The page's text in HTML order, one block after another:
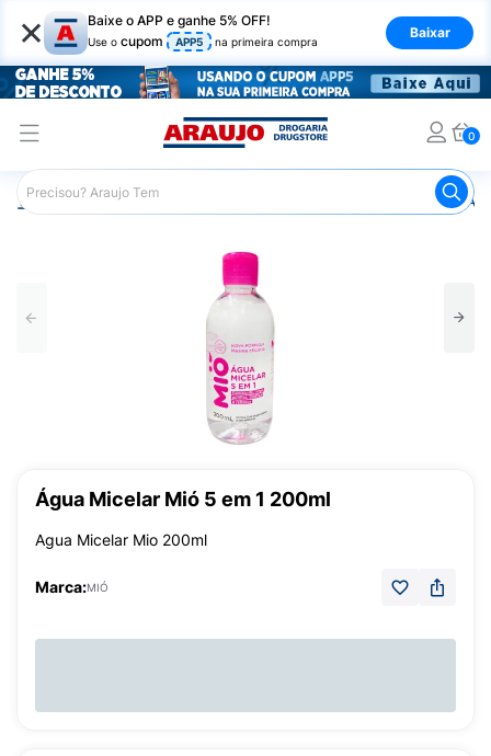
× Baixe o APP e ganhe 5% OFF!
Use o cupom APP5 na primeira compra
Baixar
0
Araujo Beleza e Cuidados Cuidados com o Rosto
Água Micelar Mió 5 em 1 200ml
Agua Micelar Mio 200ml
Marca:MIÓ